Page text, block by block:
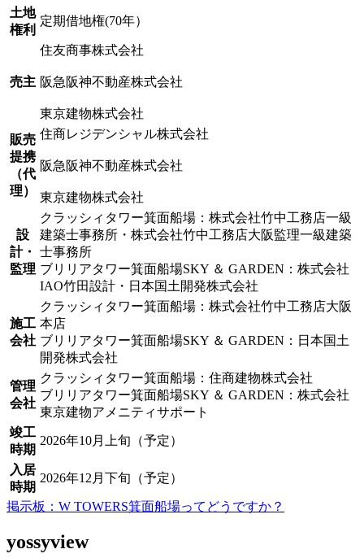
土地
権利
定期借地権(70年）
売主
住友商事株式会社
阪急阪神不動産株式会社
東京建物株式会社
販売
提携
（代
理）
住商レジデンシャル株式会社
阪急阪神不動産株式会社
東京建物株式会社
設
計・
監理
クラッシィタワー箕面船場：株式会社竹中工務店一級
建築士事務所・株式会社竹中工務店大阪監理一級建築
士事務所
ブリリアタワー箕面船場SKY ＆ GARDEN：株式会社
IAO竹田設計・日本国土開発株式会社
施工
会社
クラッシィタワー箕面船場：株式会社竹中工務店大阪
本店
ブリリアタワー箕面船場SKY ＆ GARDEN：日本国土
開発株式会社
管理
会社
クラッシィタワー箕面船場：住商建物株式会社
ブリリアタワー箕面船場SKY ＆ GARDEN：株式会社
東京建物アメニティサポート
竣工
時期
2026年10月上旬（予定）
入居
時期
2026年12月下旬（予定）
掲示板：W TOWERS箕面船場ってどうですか？
yossyview